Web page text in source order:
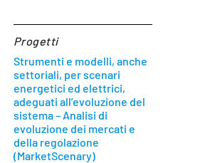
Progetti
Strumenti e modelli, anche
settoriali, per scenari
energetici ed elettrici,
adeguati all’evoluzione del
sistema – Analisi di
evoluzione dei mercati e
della regolazione
(MarketScenary)